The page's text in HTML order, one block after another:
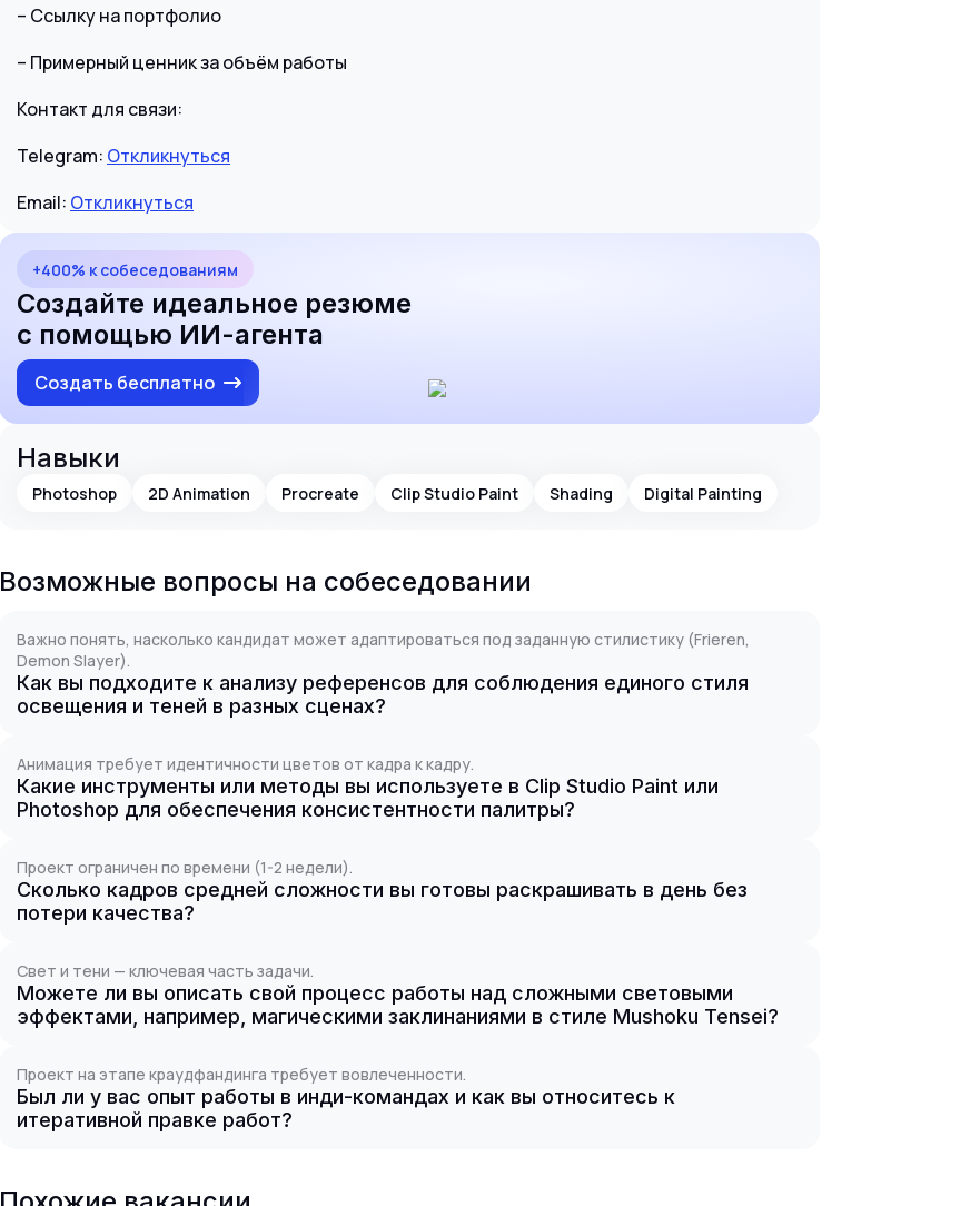
– Ссылку на портфолио
– Примерный ценник за объём работы
Контакт для связи:
Telegram: Откликнуться
Email: Откликнуться
+400% к собеседованиям
Создайте идеальное резюме
с помощью ИИ-агента
Создать бесплатно
Навыки
Photoshop 2D Animation Procreate Clip Studio Paint Shading Digital Painting
Возможные вопросы на собеседовании
Важно понять, насколько кандидат может адаптироваться под заданную стилистику (Frieren,
Demon Slayer).
Как вы подходите к анализу референсов для соблюдения единого стиля
освещения и теней в разных сценах?
Анимация требует идентичности цветов от кадра к кадру.
Какие инструменты или методы вы используете в Clip Studio Paint или
Photoshop для обеспечения консистентности палитры?
Проект ограничен по времени (1-2 недели).
Сколько кадров средней сложности вы готовы раскрашивать в день без
потери качества?
Свет и тени — ключевая часть задачи.
Можете ли вы описать свой процесс работы над сложными световыми
эффектами, например, магическими заклинаниями в стиле Mushoku Tensei?
Проект на этапе краудфандинга требует вовлеченности.
Был ли у вас опыт работы в инди-командах и как вы относитесь к
итеративной правке работ?